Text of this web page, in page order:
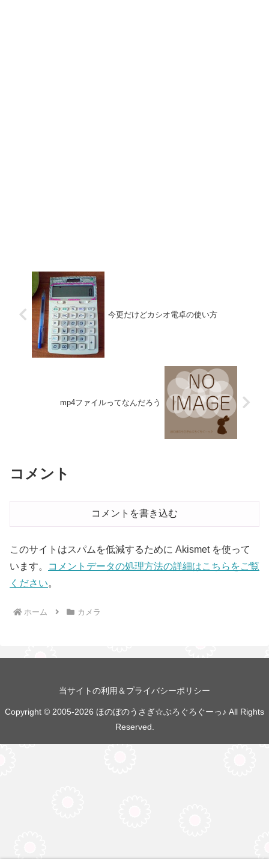
今更だけどカシオ電卓の使い方
mp4ファイルってなんだろう
コメント
コメントを書き込む
このサイトはスパムを低減するために Akismet を使って
います。
コメントデータの処理方法の詳細はこちらをご覧
ください。
ホーム カメラ
当サイトの利用＆プライバシーポリシー
Copyright © 2005-2026 ほのぼのうさぎ☆ぶろぐろぐーっ♪ All Rights
Reserved.